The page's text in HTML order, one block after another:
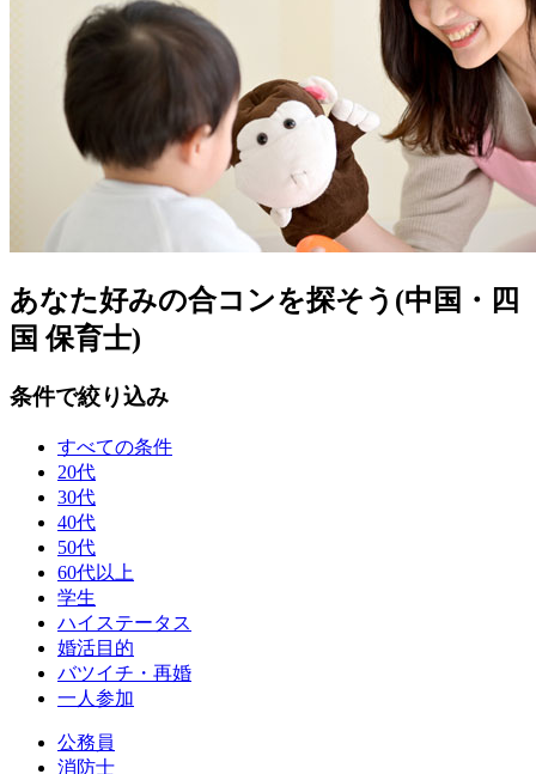
あなた好みの合コンを探そう(中国・四
国 保育士)
条件で絞り込み
すべての条件
20代
30代
40代
50代
60代以上
学生
ハイステータス
婚活目的
バツイチ・再婚
一人参加
公務員
消防士